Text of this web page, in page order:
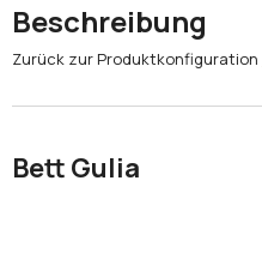
Beschreibung
Zurück zur Produktkonfiguration
Bett Gulia